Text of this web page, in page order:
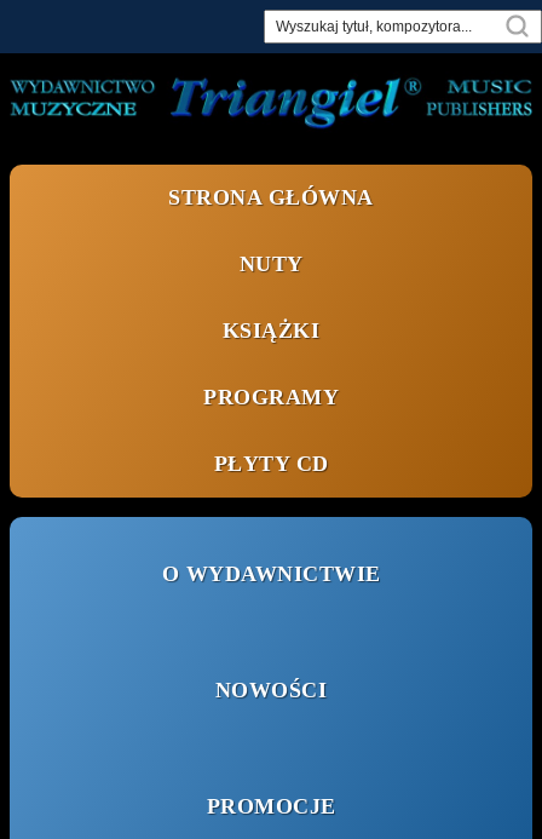
content
STRONA GŁÓWNA
NUTY
KSIĄŻKI
PROGRAMY
PŁYTY CD
O WYDAWNICTWIE
NOWOŚCI
PROMOCJE